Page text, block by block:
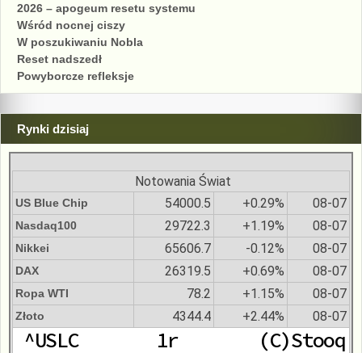
2026 – apogeum resetu systemu
Wśród nocnej ciszy
W poszukiwaniu Nobla
Reset nadszedł
Powyborcze refleksje
Rynki dzisiaj
Notowania Świat
US Blue Chip 54000.5 +0.29% 08-07
Nasdaq100 29722.3 +1.19% 08-07
Nikkei 65606.7 -0.12% 08-07
DAX 26319.5 +0.69% 08-07
Ropa WTI 78.2 +1.15% 08-07
Złoto 4344.4 +2.44% 08-07